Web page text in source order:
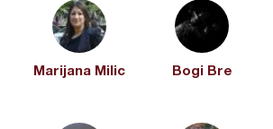
Marijana Milic Bogi Bre